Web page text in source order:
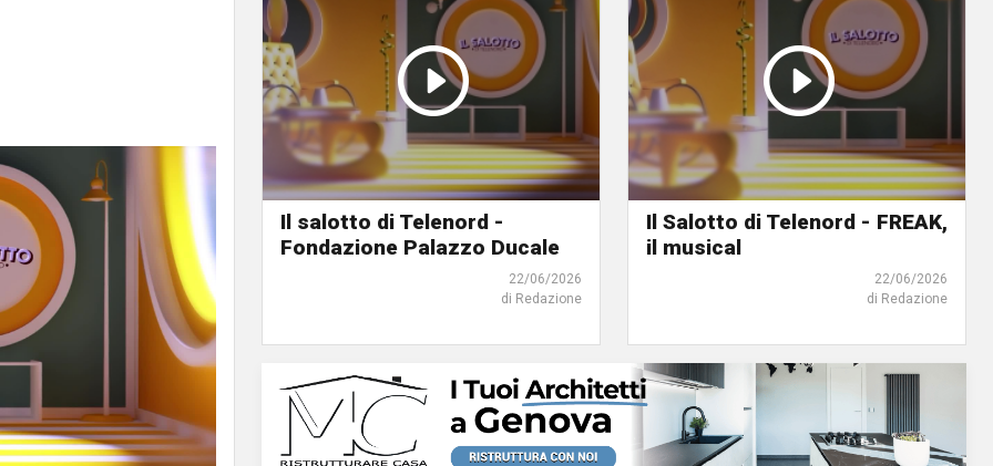
Il salotto di Telenord -
Fondazione Palazzo Ducale
22/06/2026
di Redazione
Il Salotto di Telenord - FREAK,
il musical
22/06/2026
di Redazione